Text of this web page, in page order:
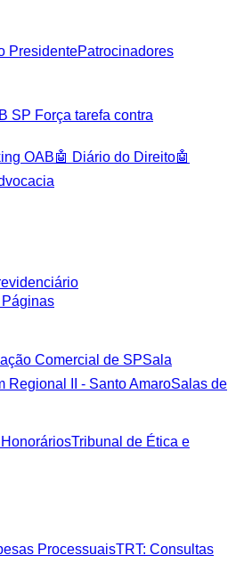
PresidentePatrocinadores
SP Força tarefa contra
OAB🤖 Diário do Direito🤖
Comercial de SPSala
Regional II - Santo AmaroSalas de
Tribunal de Ética e
ProcessuaisTRT: Consultas